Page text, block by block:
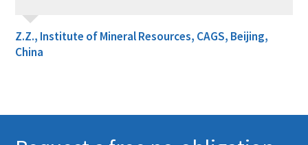
Z.Z., Institute of Mineral Resources, CAGS, Beijing,
China